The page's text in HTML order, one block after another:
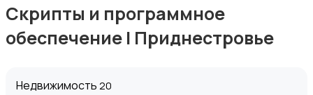
Скрипты и программное
обеспечение | Приднестровье
Недвижимость 20